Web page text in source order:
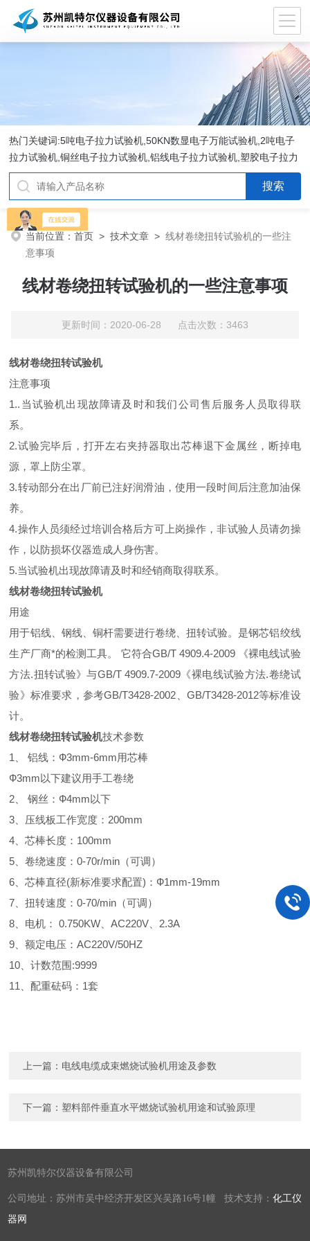
热门关键词:5吨电子拉力试验机,50KN数显电子万能试验机,2吨电子
拉力试验机,铜丝电子拉力试验机,铝线电子拉力试验机,塑胶电子拉力
试验机.
当前位置：首页 >技术文章 >线材卷绕扭转试验机的一些注
意事项
线材卷绕扭转试验机的一些注意事项
更新时间：2020-06-28 点击次数：3463
线材卷绕扭转试验机
注意事项
1..当试验机出现故障请及时和我们公司售后服务人员取得联
系。
2.试验完毕后，打开左右夹持器取出芯棒退下金属丝，断掉电
源，罩上防尘罩。
3.转动部分在出厂前已注好润滑油，使用一段时间后注意加油保
养。
4.操作人员须经过培训合格后方可上岗操作，非试验人员请勿操
作，以防损坏仪器造成人身伤害。
5.当试验机出现故障请及时和经销商取得联系。
线材卷绕扭转试验机
用途
用于铝线、钢线、铜杆需要进行卷绕、扭转试验。是钢芯铝绞线
生产厂商*的检测工具。 它符合GB/T 4909.4-2009 《裸电线试验
方法.扭转试验》与GB/T 4909.7-2009《裸电线试验方法.卷绕试
验》标准要求，参考GB/T3428-2002、GB/T3428-2012等标准设
计。
线材卷绕扭转试验机技术参数
1、 铝线：Ф3mm-6mm用芯棒
Ф3mm以下建议用手工卷绕
2、 钢丝：Ф4mm以下
3、压线板工作宽度：200mm
4、芯棒长度：100mm
5、卷绕速度：0-70r/min（可调）
6、芯棒直径(新标准要求配置)：Ф1mm-19mm
7、扭转速度：0-70/min（可调）
8、电机： 0.750KW、AC220V、2.3A
9、额定电压：AC220V/50HZ
10、计数范围:9999
11、配重砝码：1套
上一篇： 电线电缆成束燃烧试验机用途及参数
下一篇： 塑料部件垂直水平燃烧试验机用途和试验原理
苏州凯特尔仪器设备有限公司
公司地址：苏州市吴中经济开发区兴吴路16号1幢 技术支持：化工仪
器网